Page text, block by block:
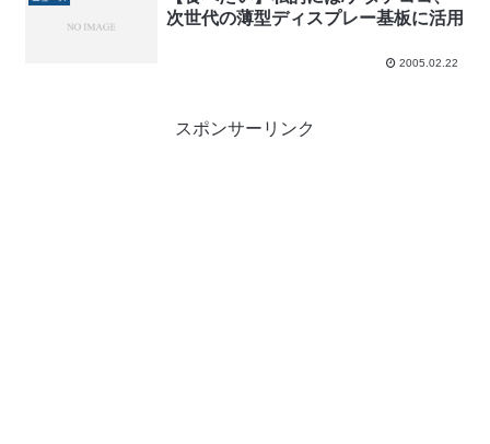
次世代の薄型ディスプレー基板に活用
2005.02.22
スポンサーリンク